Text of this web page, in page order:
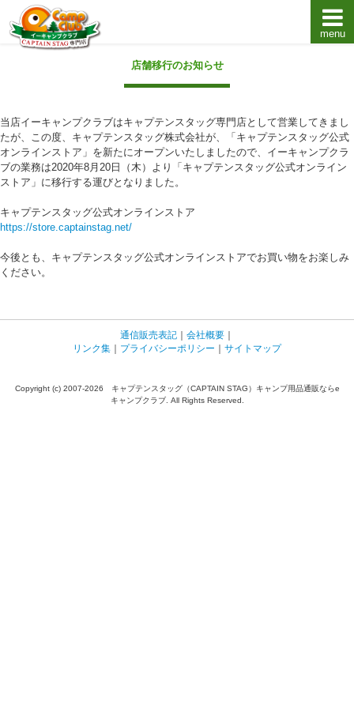
キャプテンスタッグキャンプ用品通販店【eキャンプ
menu
店舗移行のお知らせ
当店イーキャンプクラブはキャプテンスタッグ専門店として営業してきまし
たが、この度、キャプテンスタッグ株式会社が、「キャプテンスタッグ公式
オンラインストア」を新たにオープンいたしましたので、イーキャンプクラ
ブの業務は2020年8月20日（木）より「キャプテンスタッグ公式オンライン
ストア」に移行する運びとなりました。
キャプテンスタッグ公式オンラインストア
https://store.captainstag.net/
今後とも、キャプテンスタッグ公式オンラインストアでお買い物をお楽しみ
ください。
通信販売表記 ｜ 会社概要 ｜
リンク集 ｜ プライバシーポリシー ｜ サイトマップ
Copyright (c) 2007-2026 キャプテンスタッグ（CAPTAIN STAG）キャンプ用品通販ならe
キャンプクラブ. All Rights Reserved.